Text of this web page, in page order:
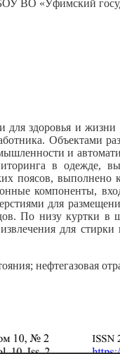
ВО «Уфимский
здоровья и
Объектами
и
в одежде,
поясов, выполнено
компоненты,
для
По низу куртки в
для
нефтегазовая